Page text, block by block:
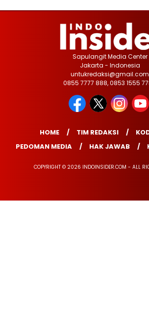
Sapulangit Media Center
Jakarta - Indonesia
untukredaksi@gmail.com
0855 7777 888, 0853 1555
HOME TIM REDAKSI
PEDOMAN MEDIA
HAK JAWAB
COPYRIGHT © 2026 INDOINSIDER.COM - ALL